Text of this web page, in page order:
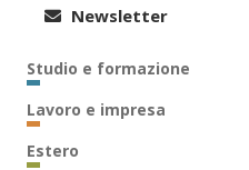
Newsletter
Studio e formazione
Lavoro e impresa
Estero